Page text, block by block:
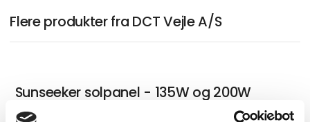
Flere produkter fra DCT Vejle A/S
Sunseeker solpanel - 135W og 200W